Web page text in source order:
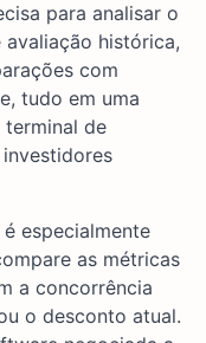
para analisar o
histórica,
com
tudo em uma
de
especialmente
as métricas
a concorrência
o desconto atual.